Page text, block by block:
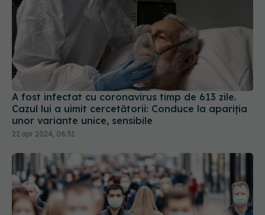
A fost infectat cu coronavirus timp de 613 zile.
Cazul lui a uimit cercetătorii: Conduce la apariția
unor variante unice, sensibile
22 apr 2024, 08:51